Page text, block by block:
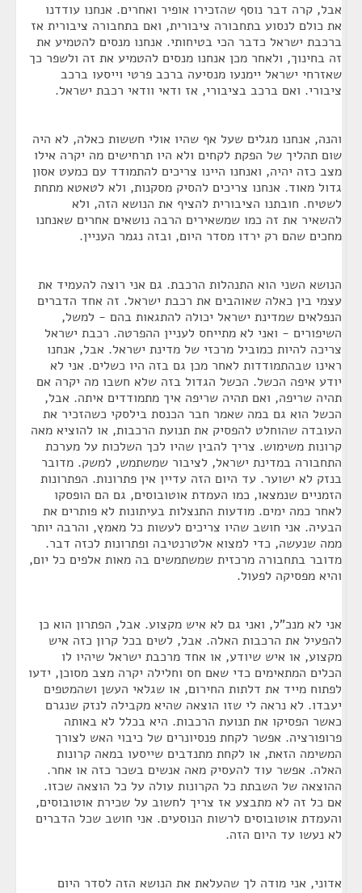
אבל, קרה דבר נוסף שהזכירו אופיר ואחרים. אנחנו עודדנו
את כולם לנסוע בתחבורה ציבורית, ואם בתחבורה ציבורית אז
ברכבת ישראל כדבר הכי בטיחותי. אנחנו מנסים להטמיע את
זה בחינוך, ולאחר מכן אנחנו מנסים להטמיע את זה ולשפר כך
שאזרחי ישראל יימנעו מנסיעה ברכב פרטי וייסעו ברכב
ציבורי. ואם ברכב בציבורי, אז ודאי וודאי רכבת ישראל.
והנה, אנחנו מגלים שעל אף שהיו אולי חששות כאלה, לא היה
שום תהליך של הפקת לקחים ולא היו תרחישים מה יקרה אילו
מצב כזה יהיה, ואנחנו היינו צריכים להתמודד עם כמעט אסון
גדול מאוד. אנחנו צריכים להסיק מסקנות, ולא לטאטא מתחת
לשטיח. חובתנו הציבורית להציף את הנושא הזה, ולא
להשאיר את זה כמו שמשאירים הרבה נושאים אחרים שאנחנו
מחכים שהם רק ירדו מסדר היום, ובזה נגמר העניין.
הנושא השני הוא התנהלות הרכבת. גם אני רוצה להעמיד את
עצמי בין כאלה שאוהבים את רכבת ישראל. זה אחד הדברים
הנפלאים שמדינת ישראל יכולה להתגאות בהם - למשל,
השיפורים - ואני לא מתייחס לעניין ההפרטה. רכבת ישראל
צריכה להיות כמוביל מרכזי של מדינת ישראל. אבל, אנחנו
ראינו שבהתמודדות לאחר מכן גם בזה היו כשלים. אני לא
יודע איפה הכשל. הכשל הגדול בזה שלא חשבו מה יקרה אם
תהיה שריפה, ואם תהיה שריפה איך מתמודדים איתה. אבל,
הכשל הוא גם במה שאמר חבר הכנסת בילסקי כשהזכיר את
העובדה שהוחלט להפסיק את תנועת הרכבות, או להוציא מאה
קרונות משימוש. צריך להבין שהיו לכך השלכות על מערכת
התחבורה במדינת ישראל, לציבור שמשתמש, למשק. מדובר
בנזק לא ישוער. עד היום הזה עדיין אין פתרונות. הפתרונות
הזמניים שנמצאו, כמו העמדת אוטובוסים, גם הם הופסקו
לאחר כמה ימים. מודעות התנצלות בעיתונות לא פותרים את
הבעיה. אני חושב שהיו צריכים לעשות כל מאמץ, והרבה יותר
ממה שנעשה, כדי למצוא אלטרנטיבה ופתרונות לכזה דבר.
מדובר בתחבורה מרכזית שמשתמשים בה מאות אלפים כל יום,
והיא מפסיקה לפעול.
אני לא מנכ"ל, ואני גם לא איש מקצוע. אבל, הפתרון הוא כן
להפעיל את הרכבות האלה. אבל, לשים בכל קרון כזה איש
מקצוע, או איש שיודע, או אחד מרכבת ישראל שיהיו לו
הכלים המתאימים כדי שאם חס וחלילה יקרה מצב מסוכן, ידעו
לפתוח מייד את דלתות החירום, או שגלאי העשן ושהמטפים
יעבדו. לא נראה לי שזו הוצאה שהיא מקבילה לנזק שנגרם
כאשר הפסיקו את תנועת הרכבות. היא בכלל לא באותה
פרופורציה. אפשר לקחת פנסיונרים של כיבוי האש לצורך
המשימה הזאת, או לקחת מתנדבים שייסעו במאה קרונות
האלה. אפשר עוד להעסיק מאה אנשים בשכר כזה או אחר.
ההוצאה של השבתת כל הקרונות עולה על כל הוצאה שכזו.
אם כל זה לא מתבצע אז צריך לחשוב על שכירת אוטובוסים,
והעמדת אוטובוסים לרשות הנוסעים. אני חושב שכל הדברים
לא נעשו עד היום הזה.
אדוני, אני מודה לך שהעלאת את הנושא הזה לסדר היום